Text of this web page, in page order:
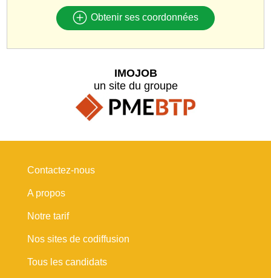
Obtenir ses coordonnées
IMOJOB
un site du groupe
Contactez-nous
A propos
Notre tarif
Nos sites de codiffusion
Tous les candidats